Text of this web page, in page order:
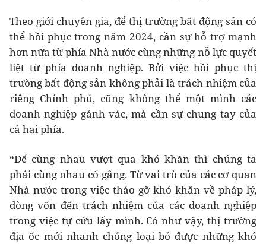
Theo giới chuyên gia, để thị trường bất động sản có
thể hồi phục trong năm 2024, cần sự hỗ trợ mạnh
hơn nữa từ phía Nhà nước cùng những nỗ lực quyết
liệt từ phía doanh nghiệp. Bởi việc hồi phục thị
trường bất động sản không phải là trách nhiệm của
riêng Chính phủ, cũng không thể một mình các
doanh nghiệp gánh vác, mà cần sự chung tay của
cả hai phía.
“Để cùng nhau vượt qua khó khăn thì chúng ta
phải cùng nhau cố gắng. Từ vai trò của các cơ quan
Nhà nước trong việc tháo gỡ khó khăn về pháp lý,
dòng vốn đến trách nhiệm của các doanh nghiệp
trong việc tự cứu lấy mình. Có như vậy, thị trường
địa ốc mới nhanh chóng loại bỏ được những khó